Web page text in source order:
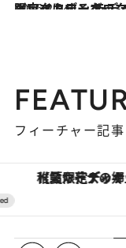
2016.2.24
ホワイトデーをロマンティックにする ラデュレの限定マカロ
グルメ
フィーチャー記事
【夏限定ディナーコース】旬を迎える稚鮎や